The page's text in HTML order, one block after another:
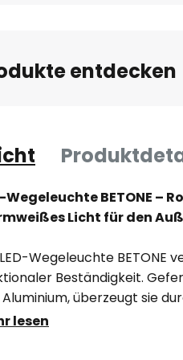
entdecken
Wegeleuchte BETONE –
Licht für den
Wegeleuchte BETONE
Beständigkeit.
überzeugt sie
IP65, die sie ideal
lesen